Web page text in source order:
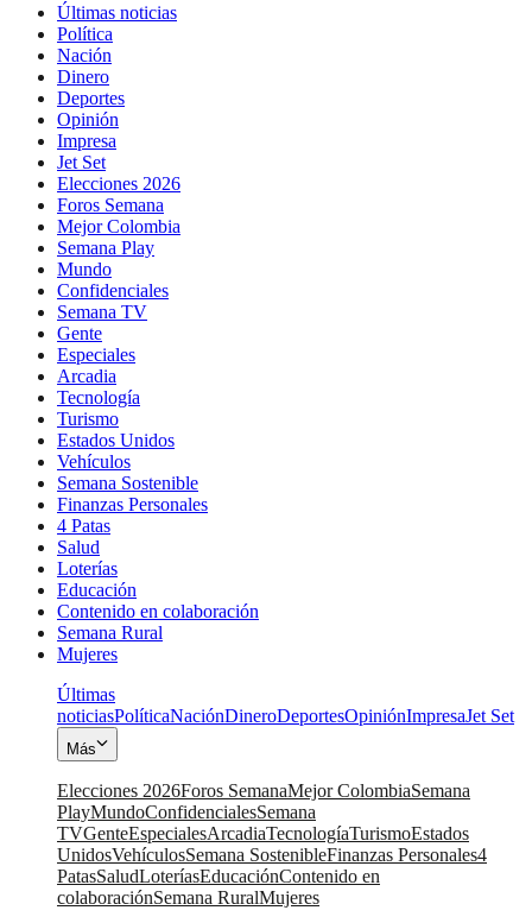
Últimas noticias
Política
Nación
Dinero
Deportes
Opinión
Impresa
Jet Set
Elecciones 2026
Foros Semana
Mejor Colombia
Semana Play
Mundo
Confidenciales
Semana TV
Gente
Especiales
Arcadia
Tecnología
Turismo
Estados Unidos
Vehículos
Semana Sostenible
Finanzas Personales
4 Patas
Salud
Loterías
Educación
Contenido en colaboración
Semana Rural
Mujeres
Últimas
noticiasPolíticaNaciónDineroDeportesOpiniónImpresaJet Set
Más
Elecciones 2026Foros SemanaMejor ColombiaSemana
PlayMundoConfidencialesSemana
TVGenteEspecialesArcadiaTecnologíaTurismoEstados
UnidosVehículosSemana SostenibleFinanzas Personales4
PatasSaludLoteríasEducaciónContenido en
colaboraciónSemana RuralMujeres